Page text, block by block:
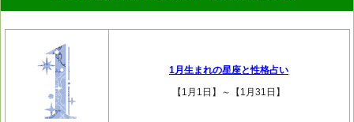
1月生まれの星座と性格占い
【1月1日】～【1月31日】